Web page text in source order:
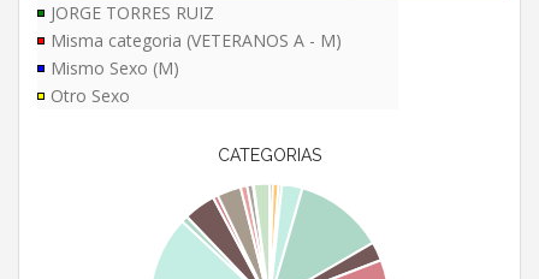
JORGE TORRES RUIZ
Misma categoria (VETERANOS A - M)
Mismo Sexo (M)
Otro Sexo
CATEGORIAS